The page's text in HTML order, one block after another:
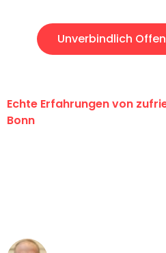
Unverbindlich
Echte Erfahrungen von
Bonn